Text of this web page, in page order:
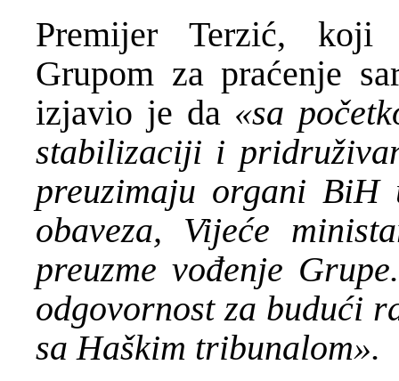
Premijer Terzić, koji
Grupom za praćenje
izjavio je da «sa
stabilizaciji i
preuzimaju organi BiH
obaveza, Vijeće
preuzme vođenje
odgovornost za budući
sa Haškim tribunalom».